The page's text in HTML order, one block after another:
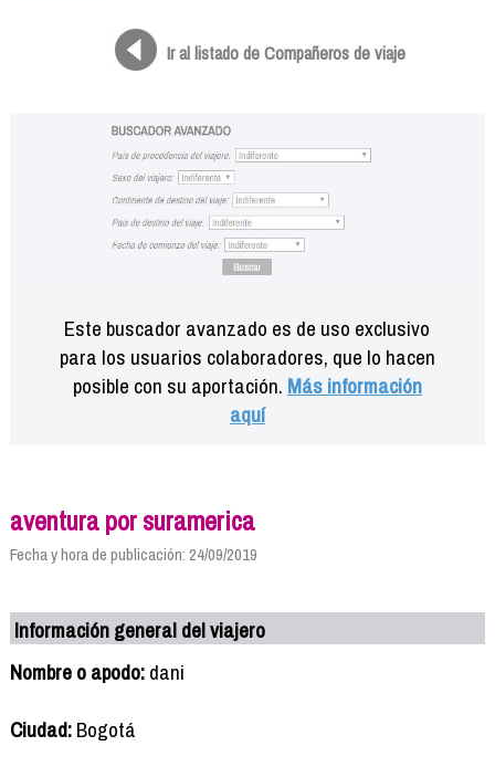
Ir al listado de Compañeros de viaje
Este buscador avanzado es de uso exclusivo
para los usuarios colaboradores, que lo hacen
posible con su aportación. Más información
aquí
aventura por suramerica
Fecha y hora de publicación: 24/09/2019
Información general del viajero
Nombre o apodo:dani
Ciudad:Bogotá